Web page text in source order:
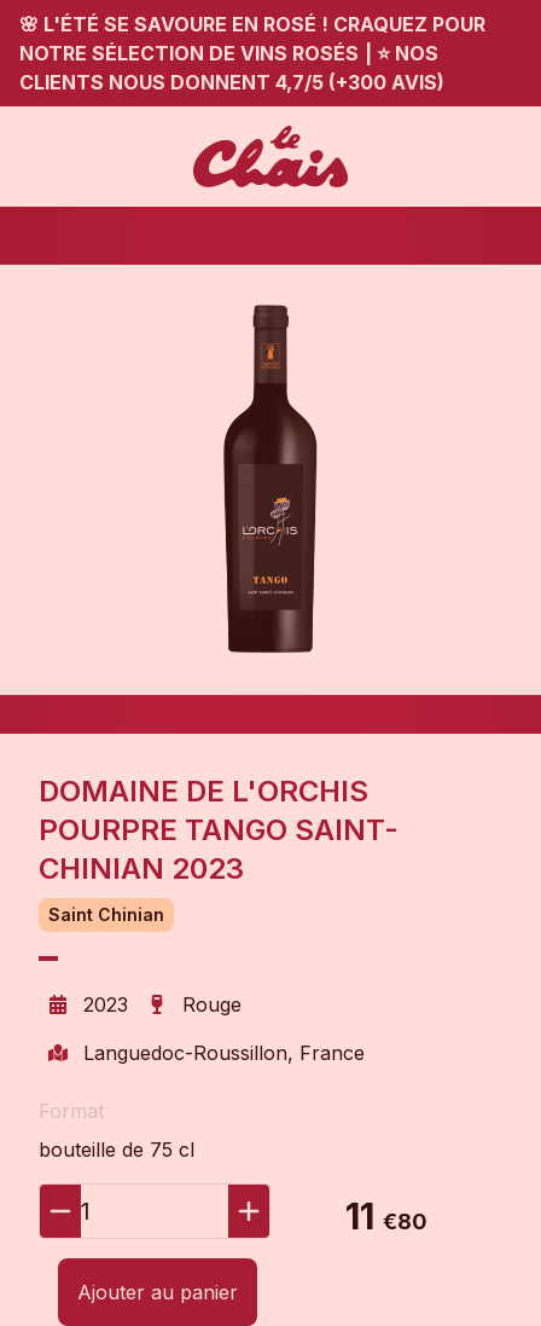
🌸 L'ÉTÉ SE SAVOURE EN ROSÉ ! CRAQUEZ POUR
NOTRE SÉLECTION DE VINS ROSÉS
⭐ NOS
CLIENTS NOUS DONNENT 4,7/5 (+300 AVIS)
DOMAINE DE L'ORCHIS
POURPRE TANGO SAINT-
CHINIAN 2023
Saint Chinian
2023
Rouge
Languedoc-Roussillon, France
Format
bouteille de 75 cl
1 11 €80
Ajouter au panier